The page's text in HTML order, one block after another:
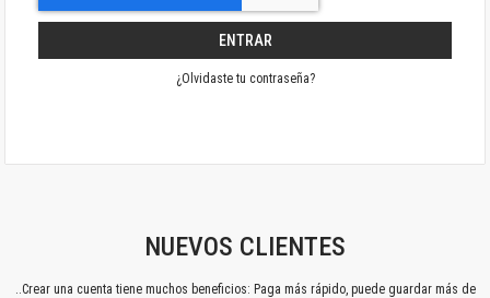
ENTRAR
¿Olvidaste tu contraseña?
NUEVOS CLIENTES
..Crear una cuenta tiene muchos beneficios: Paga más rápido, puede guardar más de